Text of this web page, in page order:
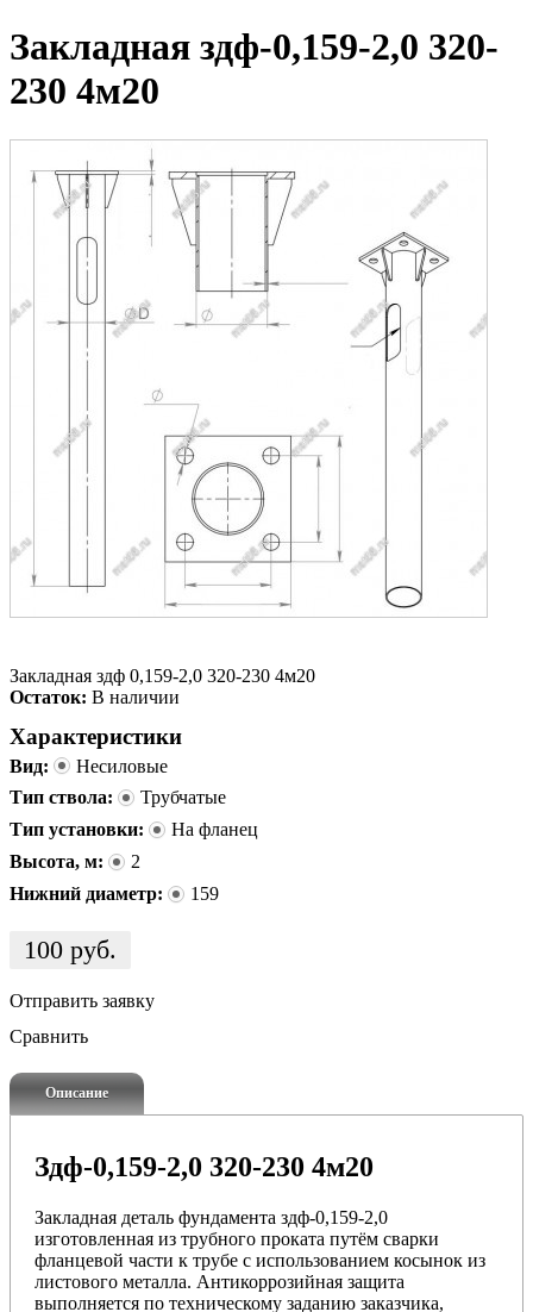
Закладная здф-0,159-2,0 320-
230 4м20
Закладная здф 0,159-2,0 320-230 4м20
Остаток: В наличии
Характеристики
Вид:
Несиловые
Тип ствола:
Трубчатые
Тип установки:
На фланец
Высота, м:
2
Нижний диаметр:
159
100 руб.
Отправить заявку
Сравнить
Описание
Здф-0,159-2,0 320-230 4м20
Закладная деталь фундамента здф-0,159-2,0
изготовленная из трубного проката путём сварки
фланцевой части к трубе с использованием косынок из
листового металла. Антикоррозийная защита
выполняется по техническому заданию заказчика,